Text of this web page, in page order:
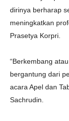
dirinya berharap
meningkatkan
Prasetya Korpri.
“Berkembang
bergantung dari
acara Apel dan
Sachrudin.